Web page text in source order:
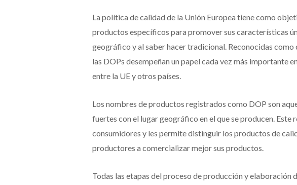
La política de calidad de la Unión Europea tiene como
productos específicos para promover sus características
geográfico y al saber hacer tradicional. Reconocidas
las DOPs desempeñan un papel cada vez más importante
entre la UE y otros países.
Los nombres de productos registrados como DOP son
fuertes con el lugar geográfico en el que se producen. Este
consumidores y les permite distinguir los productos de
productores a comercializar mejor sus productos.
Todas las etapas del proceso de producción y elaboración